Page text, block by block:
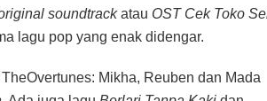
soundtrackatau OST Cek Toko
lagu pop yang enak didengar.
Mikha, Reuben dan Mada